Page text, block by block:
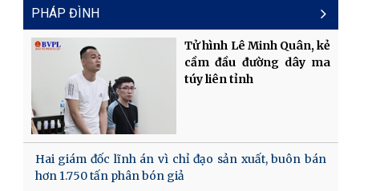
PHÁP ĐÌNH
Tử hình Lê Minh Quân, kẻ
cầm đầu đường dây ma
túy liên tỉnh
Hai giám đốc lĩnh án vì chỉ đạo sản xuất, buôn bán
hơn 1.750 tấn phân bón giả